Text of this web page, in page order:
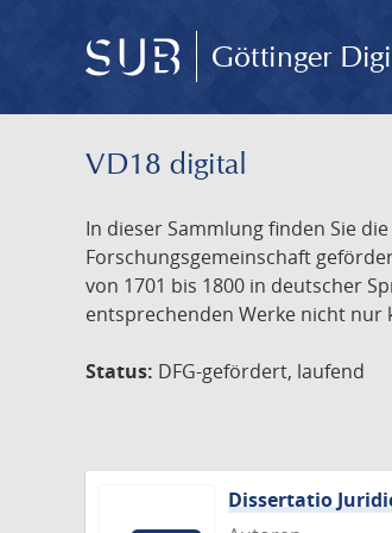
Göttinger
VD18 digital
In dieser Sammlung finden Sie
Forschungsgemeinschaft
von 1701 bis 1800 in deutscher
entsprechenden Werke nicht
Status: DFG-gefördert, laufend
Dissertatio